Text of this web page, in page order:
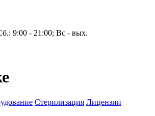
9:00 - 21:00; Вс - вых.
Стерилизация Лицензии